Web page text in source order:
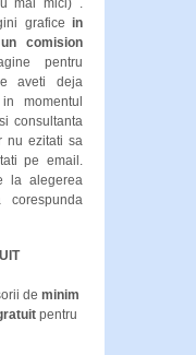
mai mici) .
grafice in
comision
pentru
aveti deja
momentul
consultanta
nu ezitati sa
pe email.
la alegerea
de minim
pentru